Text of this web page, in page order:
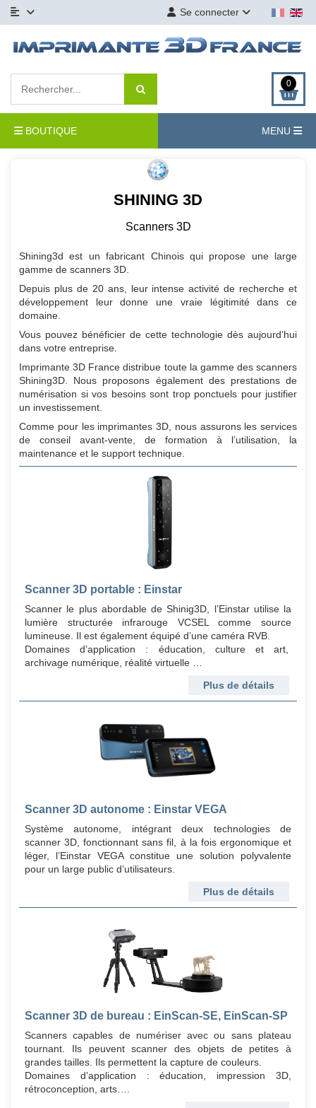
Se connecter
0
BOUTIQUE MENU
SHINING 3D
Scanners 3D
Shining3d est un fabricant Chinois qui propose une large
gamme de scanners 3D.
Depuis plus de 20 ans, leur intense activité de recherche et
développement leur donne une vraie légitimité dans ce
domaine.
Vous pouvez bénéficier de cette technologie dès aujourd’hui
dans votre entreprise.
Imprimante 3D France distribue toute la gamme des scanners
Shining3D. Nous proposons également des prestations de
numérisation si vos besoins sont trop ponctuels pour justifier
un investissement.
Comme pour les imprimantes 3D, nous assurons les services
de conseil avant-vente, de formation à l’utilisation, la
maintenance et le support technique.
Scanner 3D portable : Einstar
Scanner le plus abordable de Shinig3D, l’Einstar utilise la
lumière structurée infrarouge VCSEL comme source
lumineuse. Il est également équipé d’une caméra RVB.
Domaines d’application : éducation, culture et art,
archivage numérique, réalité virtuelle …
Plus de détails
Scanner 3D autonome : Einstar VEGA
Système autonome, intégrant deux technologies de
scanner 3D, fonctionnant sans fil, à la fois ergonomique et
léger, l’Einstar VEGA constitue une solution polyvalente
pour un large public d’utilisateurs.
Plus de détails
Scanner 3D de bureau : EinScan-SE, EinScan-SP
Scanners capables de numériser avec ou sans plateau
tournant. Ils peuvent scanner des objets de petites à
grandes tailles. Ils permettent la capture de couleurs.
Domaines d’application : éducation, impression 3D,
rétroconception, arts….